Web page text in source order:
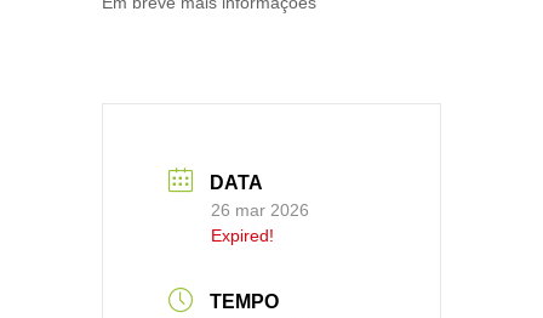
DATA
26 mar 2026
Expired!
TEMPO